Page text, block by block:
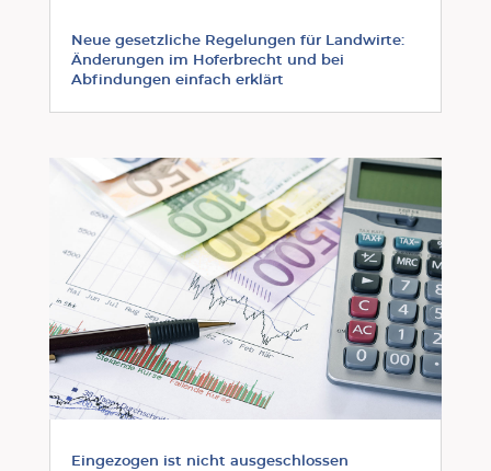
Neue gesetzliche Regelungen für Landwirte:
Änderungen im Hoferbrecht und bei
Abfindungen einfach erklärt
Eingezogen ist nicht ausgeschlossen